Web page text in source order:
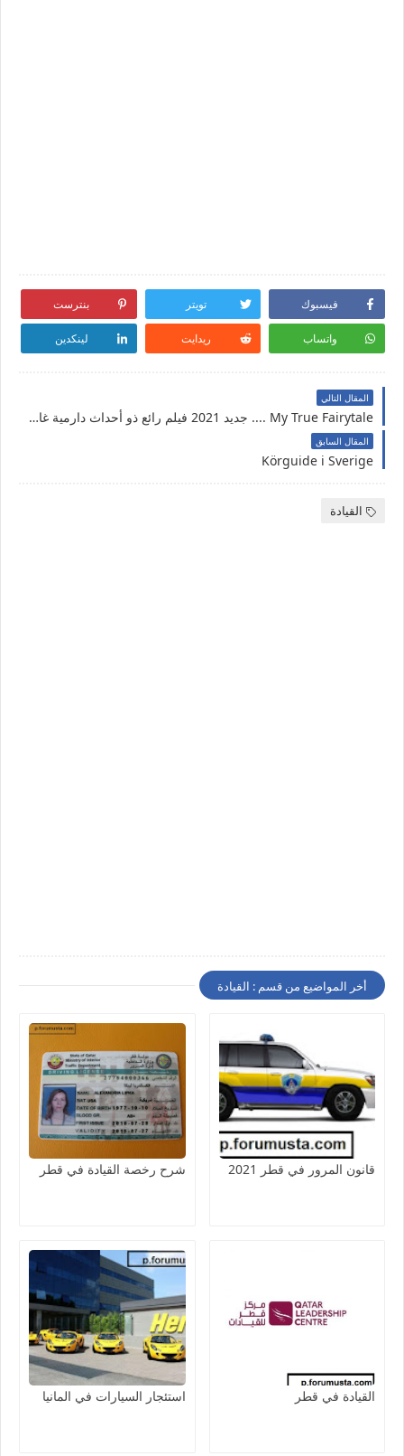
فيسبوك تويتر بنترست
واتساب ريدايت لينكدين
المقال التالي
My True Fairytale .... جديد 2021 فيلم رائع ذو أحداث دارمية غامضة ...
المقال السابق
Körguide i Sverige
القيادة
أخر المواضيع من قسم : القيادة
قانون المرور في قطر 2021 شرح رخصة القيادة في قطر
القيادة في قطر استئجار السيارات في المانيا